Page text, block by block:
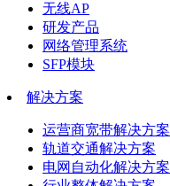
无线AP
研发产品
网络管理系统
SFP模块
解决方案
运营商宽带解决方案
轨道交通解决方案
电网自动化解决方案